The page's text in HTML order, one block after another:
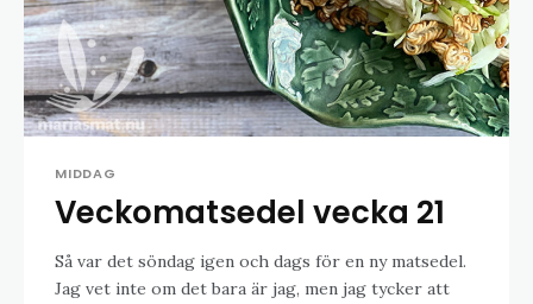
MIDDAG
Veckomatsedel vecka 21
Så var det söndag igen och dags för en ny matsedel.
Jag vet inte om det bara är jag, men jag tycker att